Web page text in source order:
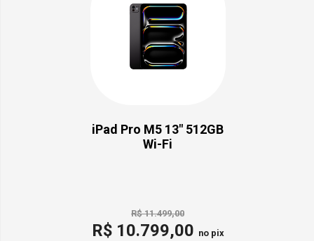
iPad Pro M5 13" 512GB
Wi-Fi
R$ 11.499,00
R$ 10.799,00 no pix